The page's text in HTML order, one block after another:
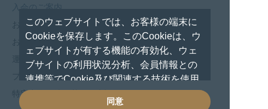
このウェブサイトでは、お客様の端末に
Cookieを保存します。このCookieは、ウ
ェブサイトが有する機能の有効化、ウェ
ブサイトの利用状況分析、会員情報との
連携等でCookie及び関連する技術を使用
しています。 これらの技術の使用に対し
同意
入会のご案内
お知らせ
お問い合わせ
運営者情報
プライバシーポリシー
特定商取引法に基づく表記